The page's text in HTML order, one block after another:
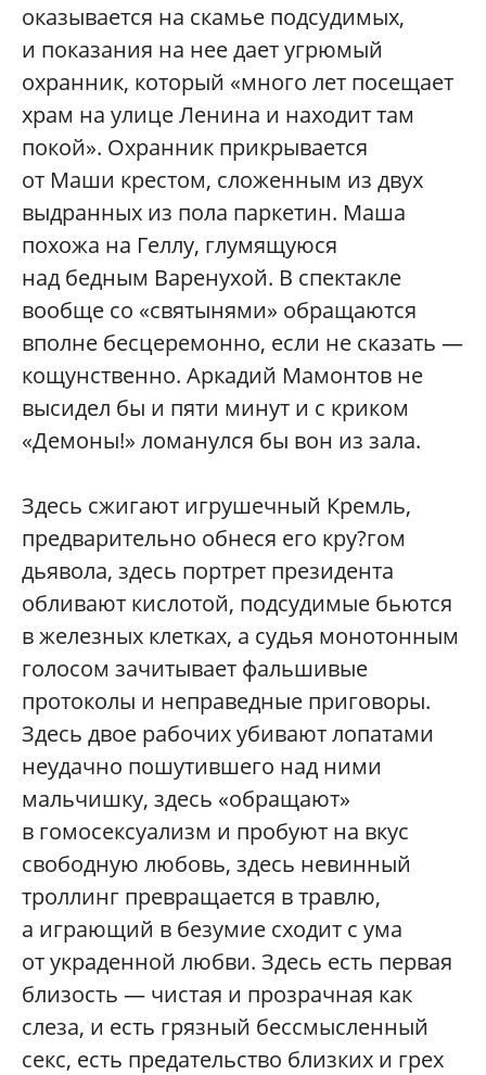
оказывается на скамье подсудимых,
и показания на нее дает угрюмый
охранник, который «много лет посещает
храм на улице Ленина и находит там
покой». Охранник прикрывается
от Маши крестом, сложенным из двух
выдранных из пола паркетин. Маша
похожа на Геллу, глумящуюся
над бедным Варенухой. В спектакле
вообще со «святынями» обращаются
вполне бесцеремонно, если не сказать —
кощунственно. Аркадий Мамонтов не
высидел бы и пяти минут и с криком
«Демоны!» ломанулся бы вон из зала.
Здесь сжигают игрушечный Кремль,
предварительно обнеся его кру?гом
дьявола, здесь портрет президента
обливают кислотой, подсудимые бьются
в железных клетках, а судья монотонным
голосом зачитывает фальшивые
протоколы и неправедные приговоры.
Здесь двое рабочих убивают лопатами
неудачно пошутившего над ними
мальчишку, здесь «обращают»
в гомосексуализм и пробуют на вкус
свободную любовь, здесь невинный
троллинг превращается в травлю,
а играющий в безумие сходит с ума
от украденной любви. Здесь есть первая
близость — чистая и прозрачная как
слеза, и есть грязный бессмысленный
секс, есть предательство близких и грех